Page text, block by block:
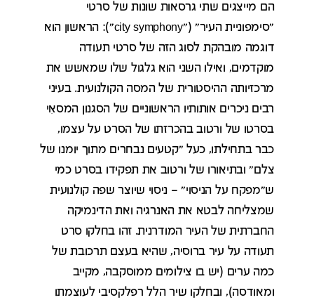
הם מייצגים שתי גרסאות שונות של סרטי
"סימפוניית העיר" ("city symphony"): הראשון הוא
דוגמה מובהקת לסוג הזה של סרטי תעודה
מוקדמים, ואילו השני הוא גלגול שלו שמאשש את
מרכזיותה ההיסטורית של המסה הקולנועית. בעיני
רבים ניכרים אותותיו הראשוניים של הסגנון המסאִי
בסרטו של ורטוב בהכרזתו של הסרט על עצמו,
כבר בתחילתו, כעל "קטעים נבחרים מתוך יומנו של
צלם" ובתיאורו של ורטוב את תפקידו בסרט כמי
ש"מפקח על הניסוי" – ניסוי שיוצר שפה קולנועית
שמצליחה לבטא את האנרגיה ואת הדינמיקה
החברתית של העיר המודרנית. זהו בחלקו סרט
תעודה על עיר ברוסיה, שהיא בעצם תרכובת של
כמה ערים (יש בו צילומים ממוסקבה, מקייב
ומאודסה), ובחלקו שיר הלל רפלקסיבי לעוצמתו